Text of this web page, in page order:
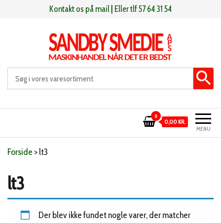
Kontakt os på mail Eller tlf 57 64 31 54
Sandby smeden Maskinhandel når det er bedst
MENU
0
0,00 KR.
Forside >lt3
lt3
Der blev ikke fundet nogle varer, der matcher